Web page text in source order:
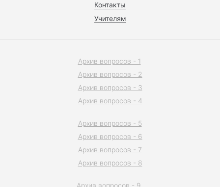
Контакты
Учителям
Архив вопросов - 1
Архив вопросов - 2
Архив вопросов - 3
Архив вопросов - 4
Архив вопросов - 5
Архив вопросов - 6
Архив вопросов - 7
Архив вопросов - 8
Архив вопросов - 9